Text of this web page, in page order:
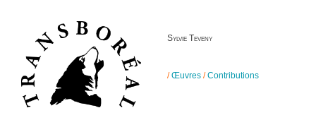
Sylvie Teveny
/Œuvres /Contributions